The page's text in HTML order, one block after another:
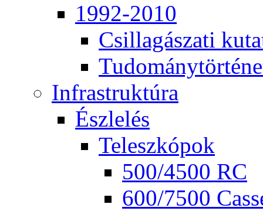
1992-2010
Csil­la­gá­sza­ti
Inf­ra­struk­tú­ra
Ész­le­lés
Te­lesz­kó­pok
500/4500 RC
600/7500